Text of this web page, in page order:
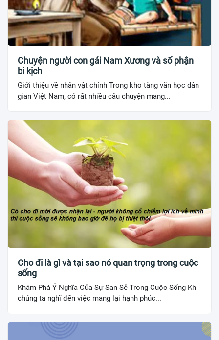
Chuyện người con gái Nam Xương và số phận
bi kịch
Giới thiệu về nhân vật chính Trong kho tàng văn học dân
gian Việt Nam, có rất nhiều câu chuyện mang...
Cho đi là gì và tại sao nó quan trọng trong cuộc
sống
Khám Phá Ý Nghĩa Của Sự San Sẻ Trong Cuộc Sống Khi
chúng ta nghĩ đến việc mang lại hạnh phúc...